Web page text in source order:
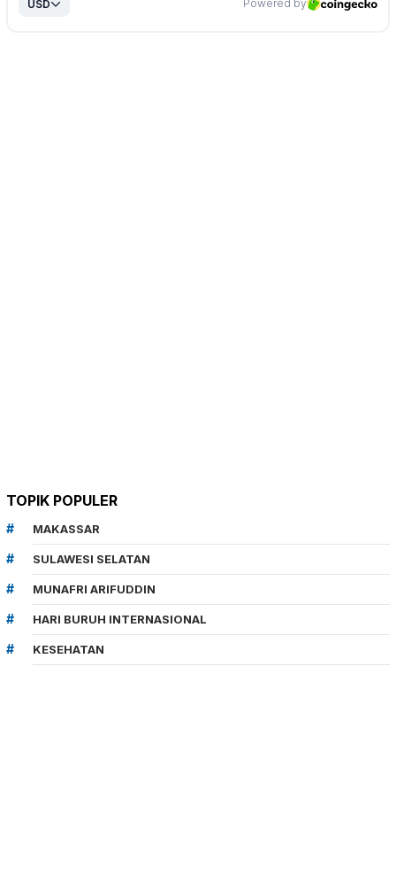
TOPIK POPULER
MAKASSAR
SULAWESI SELATAN
MUNAFRI ARIFUDDIN
HARI BURUH INTERNASIONAL
KESEHATAN